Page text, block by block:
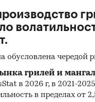
(PVT)
SRBIJA
UAB,
GMBH
обусловлена чередой
грилей и
в 2026 г, в 2021-
в пределах от